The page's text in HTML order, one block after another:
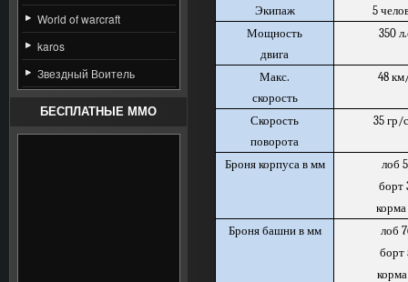
World of warcraft
karos
Звездный Воитель
БЕСПЛАТНЫЕ MMO
Экипаж
5
Мощность
двига
350
Макс.
скорость
48
Скорость
поворота
35 гр/
Броня корпуса в мм
лоб
борт
корма
Броня башни в мм
лоб
борт
корма